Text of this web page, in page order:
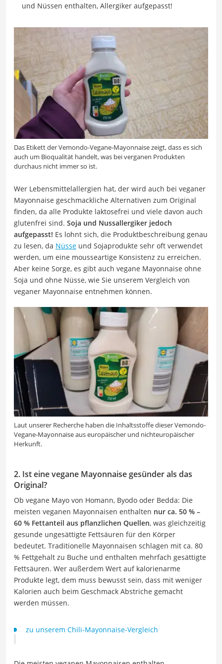
und Nüssen enthalten, Allergiker aufgepasst!
Das Etikett der Vemondo-Vegane-Mayonnaise zeigt, dass es sich
auch um Bioqualität handelt, was bei verganen Produkten
durchaus nicht immer so ist.
Wer Lebensmittelallergien hat, der wird auch bei veganer
Mayonnaise geschmackliche Alternativen zum Original
finden, da alle Produkte laktosefrei und viele davon auch
glutenfrei sind. Soja und Nussallergiker jedoch
aufgepasst! Es lohnt sich, die Produktbeschreibung genau
zu lesen, da Nüsse und Sojaprodukte sehr oft verwendet
werden, um eine mousseartige Konsistenz zu erreichen.
Aber keine Sorge, es gibt auch vegane Mayonnaise ohne
Soja und ohne Nüsse, wie Sie unserem Vergleich von
veganer Mayonnaise entnehmen können.
Laut unserer Recherche haben die Inhaltsstoffe dieser Vemondo-
Vegane-Mayonnaise aus europäischer und nichteuropäischer
Herkunft.
2. Ist eine vegane Mayonnaise gesünder als das
Original?
Ob vegane Mayo von Homann, Byodo oder Bedda: Die
meisten veganen Mayonnaisen enthalten nur ca. 50 % –
60 % Fettanteil aus pflanzlichen Quellen, was gleichzeitig
gesunde ungesättigte Fettsäuren für den Körper
bedeutet. Traditionelle Mayonnaisen schlagen mit ca. 80
% Fettgehalt zu Buche und enthalten mehrfach gesättigte
Fettsäuren. Wer außerdem Wert auf kalorienarme
Produkte legt, dem muss bewusst sein, dass mit weniger
Kalorien auch beim Geschmack Abstriche gemacht
werden müssen.
zu unserem Chili-Mayonnaise-Vergleich